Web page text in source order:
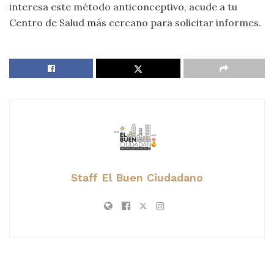
interesa este método anticonceptivo, acude a tu
Centro de Salud más cercano para solicitar informes.
Staff El Buen Ciudadano